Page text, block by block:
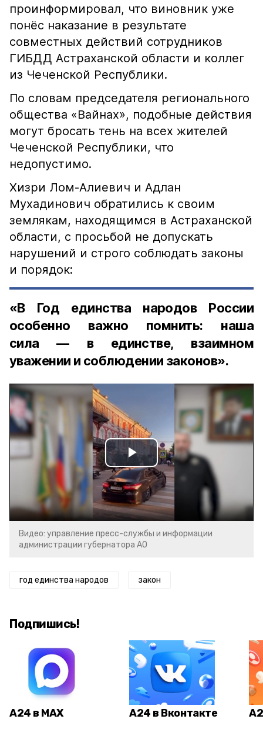
проинформировал, что виновник уже
понёс наказание в результате
совместных действий сотрудников
ГИБДД Астраханской области и коллег
из Чеченской Республики.
По словам председателя регионального
общества «Вайнах», подобные действия
могут бросать тень на всех жителей
Чеченской Республики, что
недопустимо.
Хизри Лом-Алиевич и Адлан
Мухадинович обратились к своим
землякам, находящимся в Астраханской
области, с просьбой не допускать
нарушений и строго соблюдать законы
и порядок:
«В Год единства народов России
особенно важно помнить: наша
сила — в единстве, взаимном
уважении и соблюдении законов».
Play
Video
Видео: управление пресс-службы и информации
администрации губернатора АО
год единства народов закон
Подпишись!
А24 в MAX А24 в Вконтакте